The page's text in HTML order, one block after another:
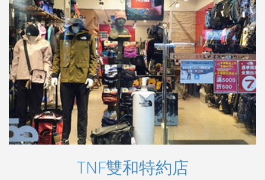
TNF雙和特約店